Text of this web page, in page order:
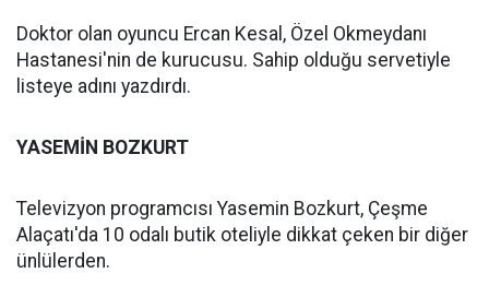
Doktor olan oyuncu Ercan Kesal, Özel Okmeydanı
Hastanesi'nin de kurucusu. Sahip olduğu servetiyle
listeye adını yazdırdı.
YASEMİN BOZKURT
Televizyon programcısı Yasemin Bozkurt, Çeşme
Alaçatı'da 10 odalı butik oteliyle dikkat çeken bir diğer
ünlülerden.